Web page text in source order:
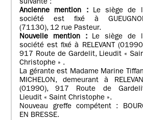
suivante :
Ancienne mention : Le siège de
société est fixé à
(71130), 12 rue Pasteur.
Nouvelle mention : Le siège de
société est fixé à RELEVANT
917 Route de Gardelit, Lieudit «
Christophe » .
La gérante est Madame Marine
MICHELON, demeurant à
(01990), 917 Route de
Lieudit « Saint Christophe ».
Nouveau greffe compétent :
EN BRESSE.